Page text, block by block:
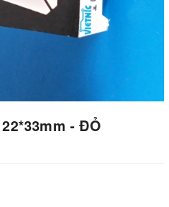
- ĐỎ